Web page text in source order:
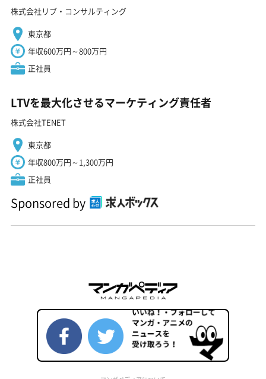
株式会社リブ・コンサルティング
東京都
年収600万円～800万円
正社員
LTVを最大化させるマーケティング責任者
株式会社TENET
東京都
年収800万円～1,300万円
正社員
Sponsored by